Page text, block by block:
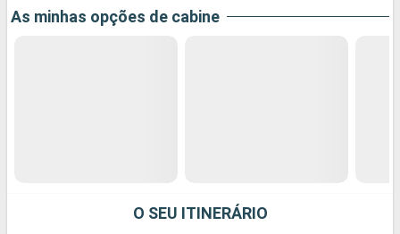
As minhas opções de cabine
O SEU ITINERÁRIO